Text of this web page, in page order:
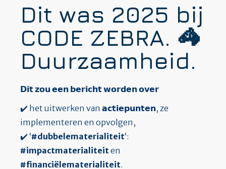
Dit was 2025 bij
CODE ZEBRA. 🦓
Duurzaamheid.
𝗗𝗶𝘁 𝘇𝗼𝘂 𝗲𝗲𝗻 𝗯𝗲𝗿𝗶𝗰𝗵𝘁 𝘄𝗼𝗿𝗱𝗲𝗻 𝗼𝘃𝗲𝗿
✔️ het uitwerken van 𝗮𝗰𝘁𝗶𝗲𝗽𝘂𝗻𝘁𝗲𝗻, ze
implementeren en opvolgen,
✔️ ‘#dubbelematerialiteit‘:
#impactmaterialiteiten
#financiëlematerialiteit.